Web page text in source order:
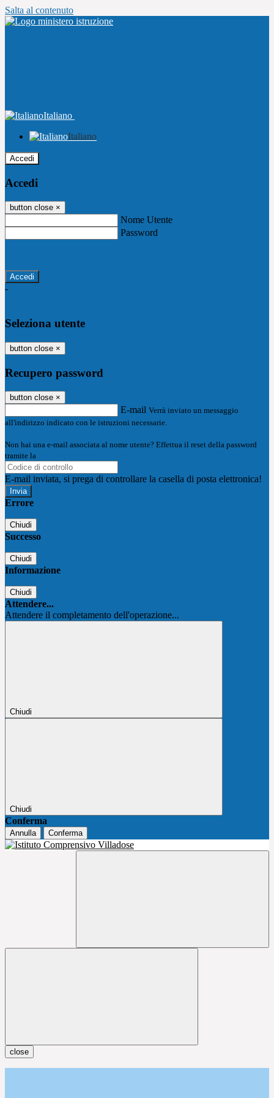
Salta al contenuto
Italiano
Italiano
Accedi
Accedi
button close ×
Nome Utente
Password
-
Seleziona utente
button close ×
Recupero password
button close ×
E-mail Verrà inviato un messaggio
all'indirizzo indicato con le istruzioni necessarie.
Non hai una e-mail associata al nome utente? Effettua il reset della password
tramite la
E-mail inviata, si prega di controllare la casella di posta elettronica!
Errore
Chiudi
Successo
Chiudi
Informazione
Chiudi
Attendere...
Attendere il completamento dell'operazione...
Chiudi
Chiudi
Conferma
Annulla Conferma
close